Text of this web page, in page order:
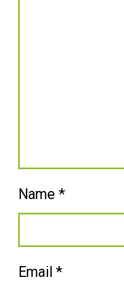
Name *
Email *